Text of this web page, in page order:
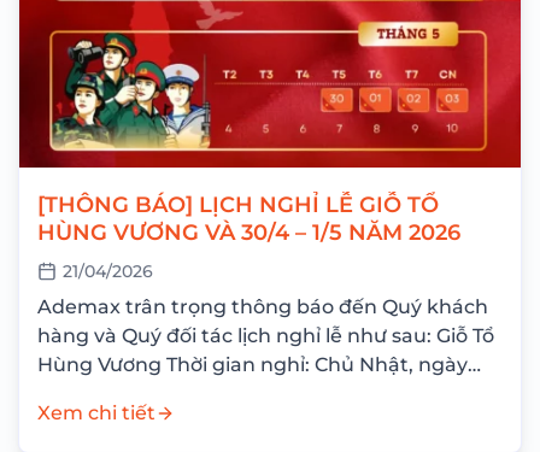
[THÔNG BÁO] LỊCH NGHỈ LỄ GIỖ TỔ
HÙNG VƯƠNG VÀ 30/4 – 1/5 NĂM 2026
21/04/2026
Ademax trân trọng thông báo đến Quý khách
hàng và Quý đối tác lịch nghỉ lễ như sau: Giỗ Tổ
Hùng Vương Thời gian nghỉ: Chủ Nhật, ngày
Xem chi tiết